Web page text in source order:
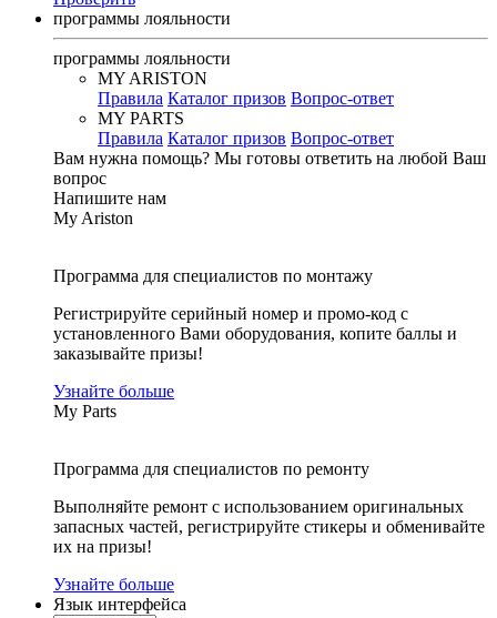
программы лояльности
программы лояльности
MY ARISTON
Правила Каталог призов Вопрос-ответ
MY PARTS
Правила Каталог призов Вопрос-ответ
Вам нужна помощь? Мы готовы ответить на любой Ваш
вопрос
Напишите нам
My Ariston
Программа для специалистов по монтажу
Регистрируйте серийный номер и промо-код с
установленного Вами оборудования, копите баллы и
заказывайте призы!
Узнайте больше
My Parts
Программа для специалистов по ремонту
Выполняйте ремонт с использованием оригинальных
запасных частей, регистрируйте стикеры и обменивайте
их на призы!
Узнайте больше
Язык интерфейса